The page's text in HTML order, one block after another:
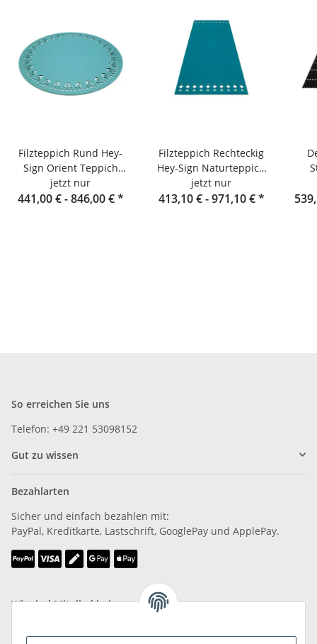
Filzteppich Rund Hey-
Sign Orient Teppich
Alima
jetzt nur
441,00 € -846,00 €*
Filzteppich Rechteckig
Hey-Sign Naturteppich
Rana
jetzt nur
413,10 € -971,10 €*
So erreichen Sie uns
Telefon: +49 221 53098152
Gut zu wissen
Bezahlarten
Sicher und einfach bezahlen mit:
PayPal, Kreditkarte, Lastschrift, GooglePay und ApplePay.
Wir sind Mitglied bei